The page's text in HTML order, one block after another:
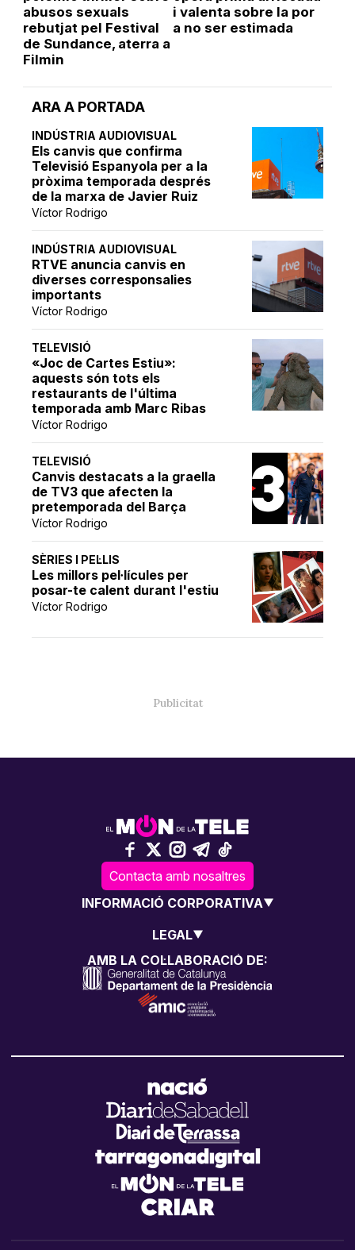
ARA A PORTADA
INDÚSTRIA AUDIOVISUAL
Els canvis que confirma
Televisió Espanyola per a la
pròxima temporada després
de la marxa de Javier Ruiz
Víctor Rodrigo
INDÚSTRIA AUDIOVISUAL
RTVE anuncia canvis en
diverses corresponsalies
importants
Víctor Rodrigo
TELEVISIÓ
«Joc de Cartes Estiu»:
aquests són tots els
restaurants de l'última
temporada amb Marc Ribas
Víctor Rodrigo
TELEVISIÓ
Canvis destacats a la graella
de TV3 que afecten la
pretemporada del Barça
Víctor Rodrigo
SÈRIES I PEL·LIS
Les millors pel·lícules per
posar-te calent durant l'estiu
Víctor Rodrigo
abusos sexuals
rebutjat pel Festival
de Sundance, aterra a
Filmin
i valenta sobre la por
a no ser estimada
Contacta amb nosaltres
INFORMACIÓ CORPORATIVA
LEGAL
AMB LA COL·LABORACIÓ DE: